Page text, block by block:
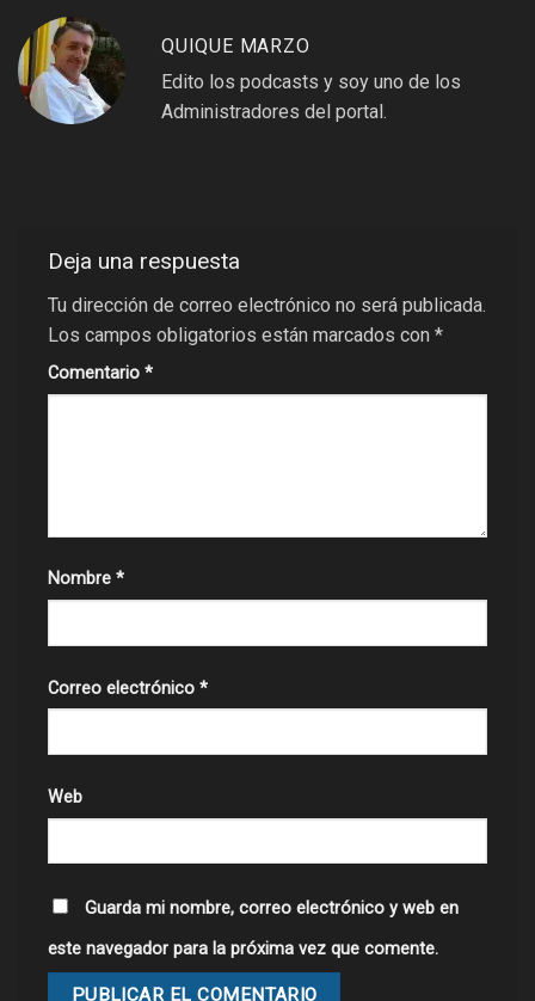
QUIQUE MARZO
Edito los podcasts y soy uno de los
Administradores del portal.
Deja una respuesta
Tu dirección de correo electrónico no será publicada.
Los campos obligatorios están marcados con *
Comentario *
Nombre *
Correo electrónico *
Web
Guarda mi nombre, correo electrónico y web en
este navegador para la próxima vez que comente.